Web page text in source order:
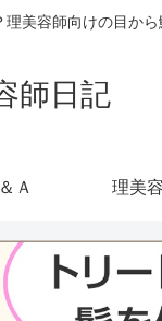
美容師向けの目か
師日記
Ａ 理美